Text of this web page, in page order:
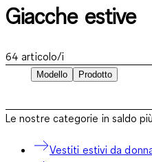
Giacche estive
64 articolo/i
Modello
Prodotto
Le nostre categorie in saldo
Vestiti estivi da